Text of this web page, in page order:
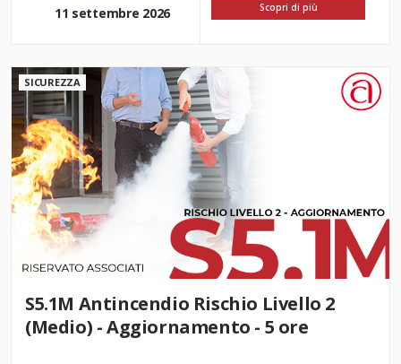
11 settembre 2026 Scopri di più
SICUREZZA
S5.1M Antincendio Rischio Livello 2
(Medio) - Aggiornamento - 5 ore